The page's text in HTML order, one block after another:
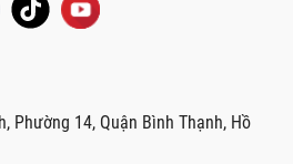
Phường 14, Quận Bình Thạnh, Hồ